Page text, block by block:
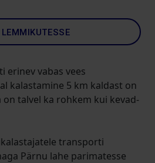
erinev vabas vees
kalastamine 5 km kaldast on
talvel ka rohkem kui kevad-
transporti
Pärnu lahe parimatesse